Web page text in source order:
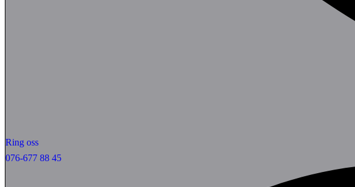
Ring oss
076-677 88 45